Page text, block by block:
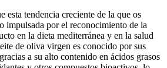
esta tendencia creciente de la que os
impulsada por el reconocimiento de la
en la dieta mediterránea y en la salud
de oliva virgen es conocido por sus
a su alto contenido en ácidos grasos